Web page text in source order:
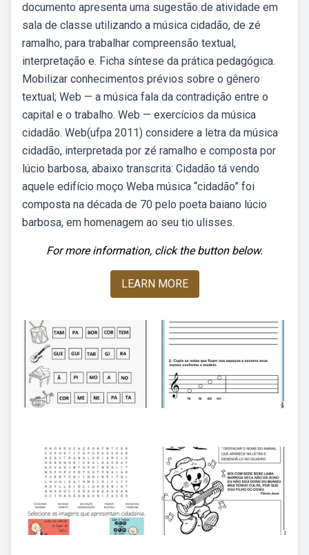
documento apresenta uma sugestão de atividade em
sala de classe utilizando a música cidadão, de zé
ramalho, para trabalhar compreensão textual,
interpretação e. Ficha síntese da prática pedagógica.
Mobilizar conhecimentos prévios sobre o gênero
textual; Web — a música fala da contradição entre o
capital e o trabalho. Web — exercícios da música
cidadão. Web(ufpa 2011) considere a letra da música
cidadão, interpretada por zé ramalho e composta por
lúcio barbosa, abaixo transcrita: Cidadão tá vendo
aquele edifício moço Weba música “cidadão” foi
composta na década de 70 pelo poeta baiano lúcio
barbosa, em homenagem ao seu tio ulisses.
For more information, click the button below.
LEARN MORE